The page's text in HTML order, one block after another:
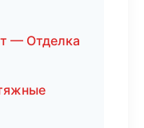
— Отделка